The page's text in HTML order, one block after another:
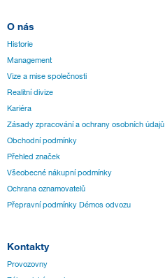
O nás
Historie
Management
Vize a mise společnosti
Realitní divize
Kariéra
Zásady zpracování a ochrany osobních údajů
Obchodní podmínky
Přehled značek
Všeobecné nákupní podmínky
Ochrana oznamovatelů
Přepravní podmínky Démos odvozu
Kontakty
Provozovny